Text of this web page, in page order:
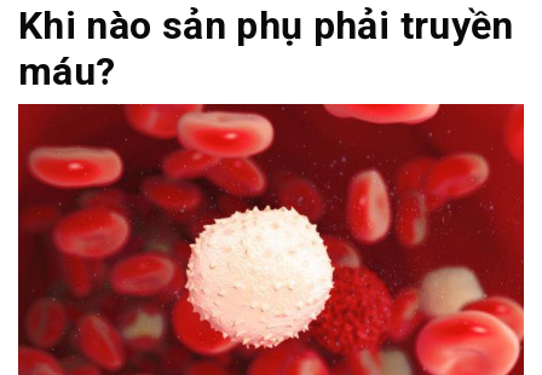
Khi nào sản phụ phải truyền
máu?